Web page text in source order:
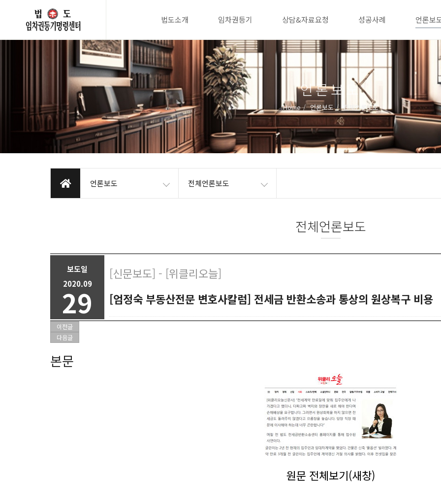
법도소개 임차권등기 상담&자료요청 성공사례 언론보
언론보도
Home 언론보도 전체언론보도
언론보도 전체언론보도
전체언론보도
보도일
2020.09
29
[신문보도] - [위클리오늘]
[엄정숙 부동산전문 변호사칼럼] 전세금 반환소송과 통상의 원상복구 비용
이전글
다음글
본문
원문 전체보기(새창)